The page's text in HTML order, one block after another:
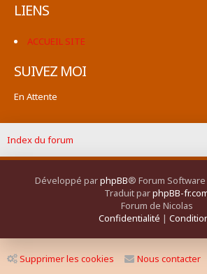
LIENS
ACCUEIL SITE
SUIVEZ MOI
En Attente
Index du forum
Développé parphpBB® Forum
Traduit parphpBB-
Forum de Nicolas
Confidentialité |
Supprimer les cookies Nous contacter